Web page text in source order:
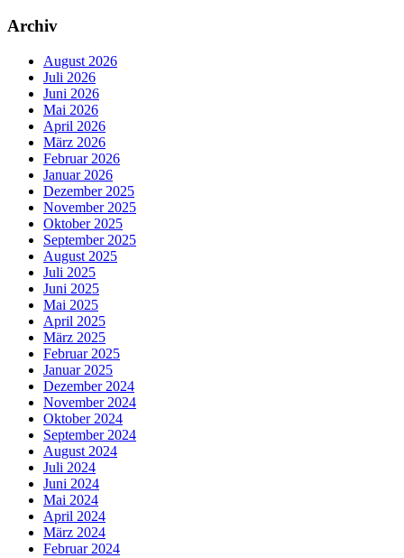
Archiv
August 2026
Juli 2026
Juni 2026
Mai 2026
April 2026
März 2026
Februar 2026
Januar 2026
Dezember 2025
November 2025
Oktober 2025
September 2025
August 2025
Juli 2025
Juni 2025
Mai 2025
April 2025
März 2025
Februar 2025
Januar 2025
Dezember 2024
November 2024
Oktober 2024
September 2024
August 2024
Juli 2024
Juni 2024
Mai 2024
April 2024
März 2024
Februar 2024